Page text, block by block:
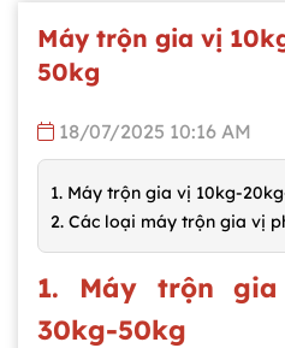
Máy trộn gia vị
50kg
18/07/2025 10:16 AM
1. Máy trộn gia vị 10kg-
2. Các loại máy trộn gia vị
1. Máy trộn
30kg-50kg